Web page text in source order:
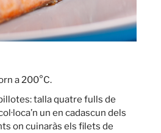
a 200°C.
talla quatre fulls de
un en cadascun dels
on cuinaràs els filets de